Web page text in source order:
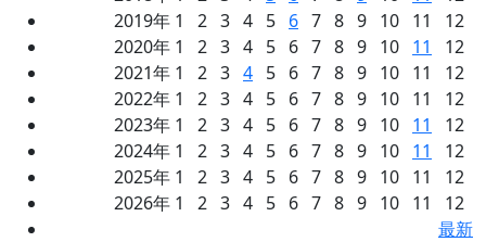
2019年 1 2 3 4 5 6 7 8 9 10 11 12
2020年 1 2 3 4 5 6 7 8 9 10 11
12
2021年 1 2 3 4 5 6 7 8 9 10 11 12
2022年 1 2 3 4 5 6 7 8 9 10 11 12
2023年 1 2 3 4 5 6 7 8 9 10 11
12
2024年 1 2 3 4 5 6 7 8 9 10 11
12
2025年 1 2 3 4 5 6 7 8 9 10 11 12
2026年 1 2 3 4 5 6 7 8 9 10 11 12
最新